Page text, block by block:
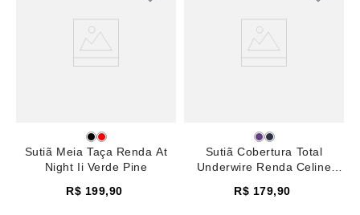
Sutiã Meia Taça Renda At
Night Ii Verde Pine
R$ 199,90
Sutiã Cobertura Total
Underwire Renda Celine
R$ 179,90